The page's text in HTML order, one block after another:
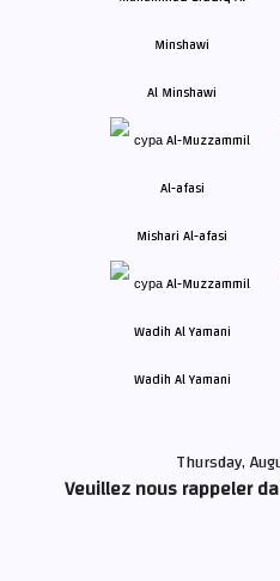
Al Minshawi
Mishari Al-afasi
Wadih Al Yamani
Thursday,
Veuillez nous rappeler